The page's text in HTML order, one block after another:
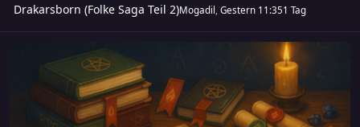
Drakarsborn (Folke Saga Teil 2)Mogadil , Gestern 11:351 Tag